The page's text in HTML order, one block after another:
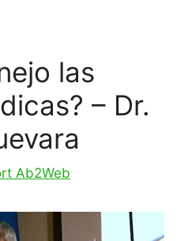
las
– Dr.
Ab2Web